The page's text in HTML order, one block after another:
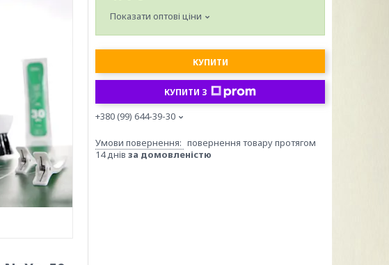
Показати оптові ціни
КУПИТИ
КУПИТИ З
+380 (99) 644-39-30
повернення товару протягом
14 днів за домовленістю